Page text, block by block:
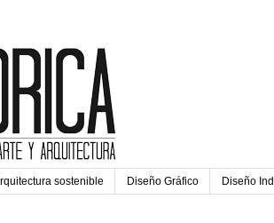
sostenible Diseño Gráfico Diseño